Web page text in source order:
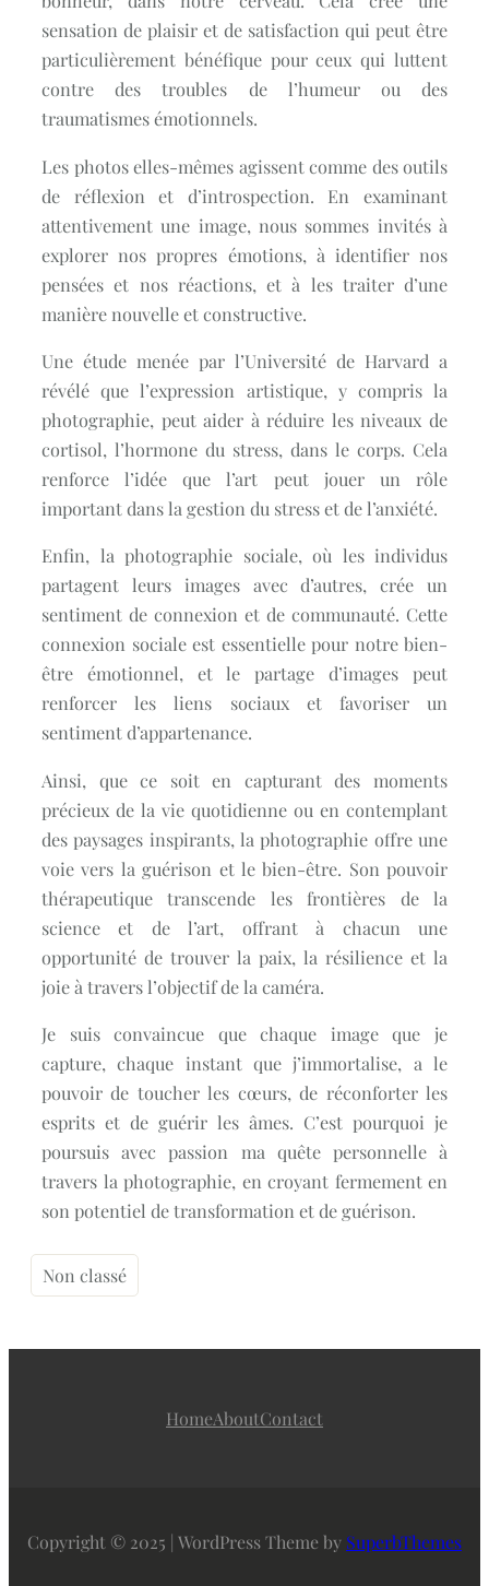
sensation de plaisir et de satisfaction qui peut être
particulièrement bénéfique pour ceux qui luttent
contre des troubles de l’humeur ou des
traumatismes émotionnels.
Les photos elles-mêmes agissent comme des outils
de réflexion et d’introspection. En examinant
attentivement une image, nous sommes invités à
explorer nos propres émotions, à identifier nos
pensées et nos réactions, et à les traiter d’une
manière nouvelle et constructive.
Une étude menée par l’Université de Harvard a
révélé que l’expression artistique, y compris la
photographie, peut aider à réduire les niveaux de
cortisol, l’hormone du stress, dans le corps. Cela
renforce l’idée que l’art peut jouer un rôle
important dans la gestion du stress et de l’anxiété.
Enfin, la photographie sociale, où les individus
partagent leurs images avec d’autres, crée un
sentiment de connexion et de communauté. Cette
connexion sociale est essentielle pour notre bien-
être émotionnel, et le partage d’images peut
renforcer les liens sociaux et favoriser un
sentiment d’appartenance.
Ainsi, que ce soit en capturant des moments
précieux de la vie quotidienne ou en contemplant
des paysages inspirants, la photographie offre une
voie vers la guérison et le bien-être. Son pouvoir
thérapeutique transcende les frontières de la
science et de l’art, offrant à chacun une
opportunité de trouver la paix, la résilience et la
joie à travers l’objectif de la caméra.
Je suis convaincue que chaque image que je
capture, chaque instant que j’immortalise, a le
pouvoir de toucher les cœurs, de réconforter les
esprits et de guérir les âmes. C’est pourquoi je
poursuis avec passion ma quête personnelle à
travers la photographie, en croyant fermement en
son potentiel de transformation et de guérison.
Non classé
HomeAboutContact
Copyright © 2025 | WordPress Theme by SuperbThemes